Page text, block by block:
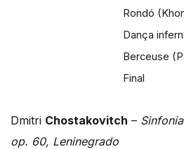
Rondó
Dança
Berceuse
Final
Dmitri Chostakovitch –
op. 60, Leninegrado